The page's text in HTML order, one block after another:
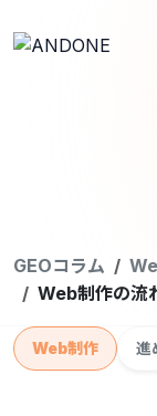
GEOコラム
Web制作の流
Web制作 進